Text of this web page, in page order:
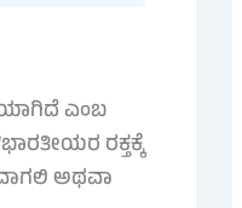
ಎಂಬ
ರಕ್ತಕ್ಕೆ
ಅಥವಾ